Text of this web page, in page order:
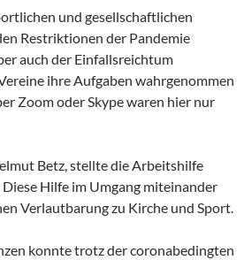
und gesellschaftlichen
Restriktionen der Pandemie
auch der Einfallsreichtum
ihre Aufgaben wahrgenommen
Zoom oder Skype waren hier nur
Betz, stellte die Arbeitshilfe
Diese Hilfe im Umgang miteinander
Verlautbarung zu Kirche und Sport.
konnte trotz der coronabedingten